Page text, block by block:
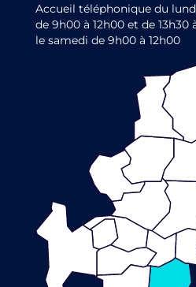
Accueil téléphonique du
de 9h00 à 12h00 et de 13h30
le samedi de 9h00 à 12h00